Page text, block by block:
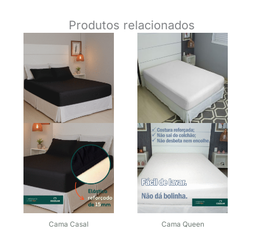
Produtos relacionados
Cama Casal
O
preço
original
era:
R$ 85,90.R$ 55,90.
Cama Queen
O
preço
original
R$ 89,90.
O
preço
R$